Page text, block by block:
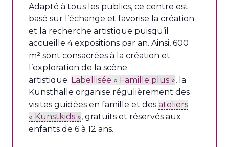
Adapté à tous les publics, ce centre est
basé sur l’échange et favorise la création
et la recherche artistique puisqu’il
accueille 4 expositions par an. Ainsi, 600
m² sont consacrées à la création et
l’exploration de la scène
artistique. Labellisée « Famille plus », la
Kunsthalle organise régulièrement des
visites guidées en famille et des ateliers
« Kunstkids », gratuits et réservés aux
enfants de 6 à 12 ans.